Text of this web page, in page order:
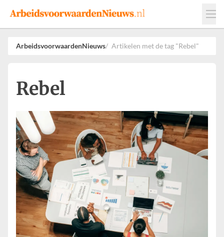
Events
Adverteren
Leveranciers
ArbeidsvoorwaardenNieuws Artikelen met de tag "Rebel"
Rebel